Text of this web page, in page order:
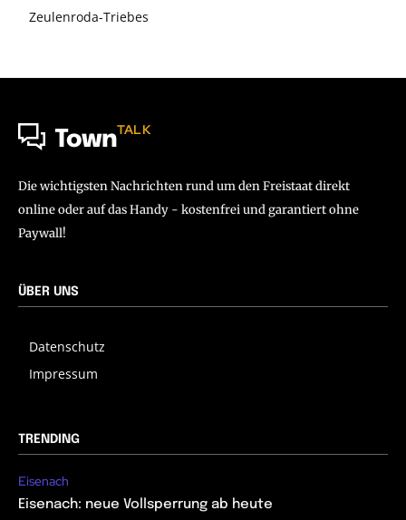
Zeulenroda-Triebes
TownTALK
Die wichtigsten Nachrichten rund um den Freistaat direkt
online oder auf das Handy - kostenfrei und garantiert ohne
Paywall!
ÜBER UNS
Datenschutz
Impressum
TRENDING
Eisenach
Eisenach: neue Vollsperrung ab heute